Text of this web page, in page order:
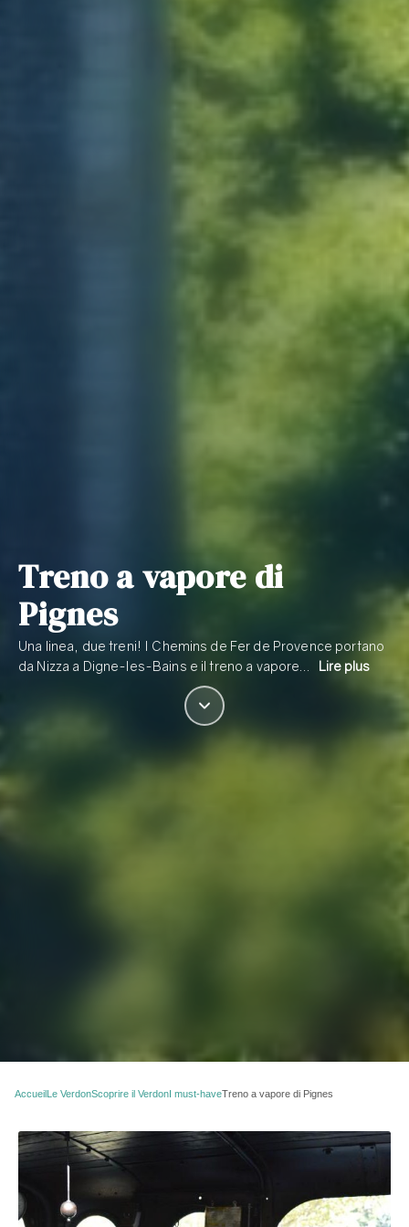
Treno a vapore di
Pignes
Una linea, due treni! I Chemins de Fer de Provence portano
da Nizza a Digne-les-Bains e il treno a vapore…
Lire plus
Accueil Le VerdonScoprire il Verdon I must-haveTreno a vapore di Pignes